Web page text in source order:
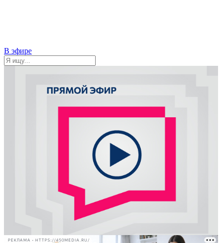
В эфире
РЕКЛАМА • HTTPS://450MEDIA.RU/